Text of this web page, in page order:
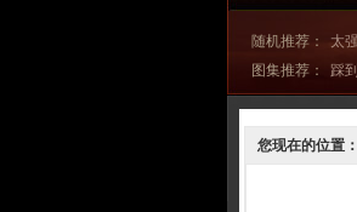
随机推荐： 太
图集推荐：
踩
您现在的位置：